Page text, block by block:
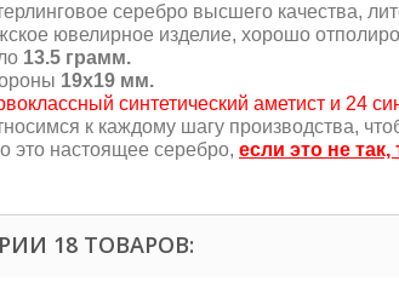
серебро высшего качества,
ювелирное изделие, хорошо
13.5 грамм.
19х19 мм.
синтетический аметист и 24
к каждому шагу производства,
это настоящее серебро, если это не
18 ТОВАРОВ: